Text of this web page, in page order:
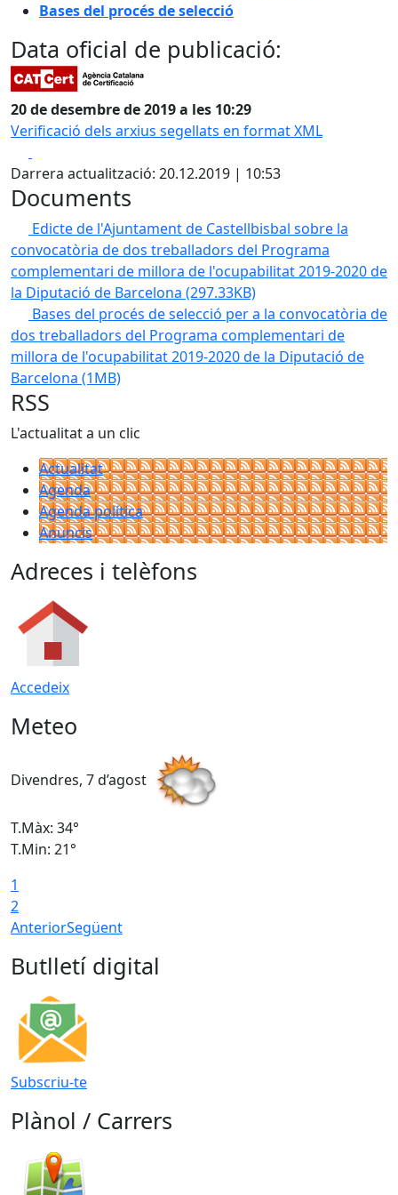
Bases del procés de selecció
Data oficial de publicació:
20 de desembre de 2019 a les 10:29
Verificació dels arxius segellats en format XML
Darrera actualització: 20.12.2019 | 10:53
Documents
Edicte de l'Ajuntament de Castellbisbal sobre la
convocatòria de dos treballadors del Programa
complementari de millora de l'ocupabilitat 2019-2020 de
la Diputació de Barcelona (297.33KB)
Bases del procés de selecció per a la convocatòria de
dos treballadors del Programa complementari de
millora de l'ocupabilitat 2019-2020 de la Diputació de
Barcelona (1MB)
RSS
L'actualitat a un clic
Actualitat
Agenda
Agenda política
Anuncis
Adreces i telèfons
Accedeix
Meteo
Divendres, 7 d’agost
T.Màx: 34°
T.Min: 21°
1
2
AnteriorSegüent
Butlletí digital
Subscriu-te
Plànol / Carrers